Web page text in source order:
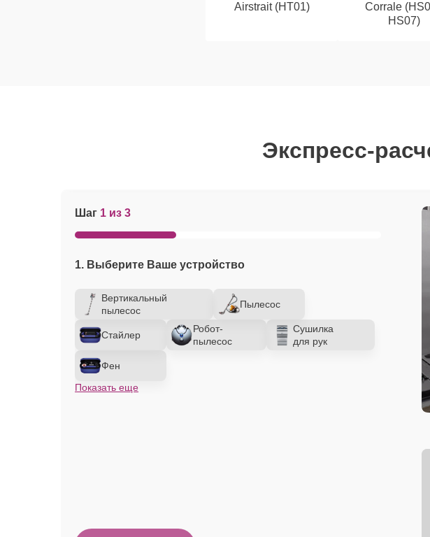
Airstrait (HT01)
Corrale
HS07)
Экспресс-
Шаг 1 из 3
1. Выберите Ваше устройство
Вертикальный
пылесос
Пылесос
Стайлер
Робот-
пылесос
Сушилка
для рук
Фен
Показать еще